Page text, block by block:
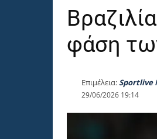
φάση
Επιμέλεια:Sportlive
29/06/2026 19:14